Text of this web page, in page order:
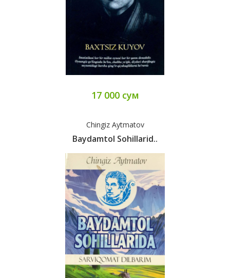
17 000 сум
Chingiz Aytmatov
Baydamtol Sohillarid..